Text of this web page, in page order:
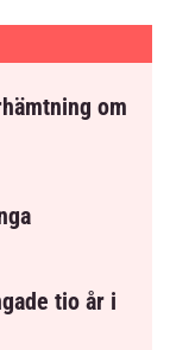
om
tio år i